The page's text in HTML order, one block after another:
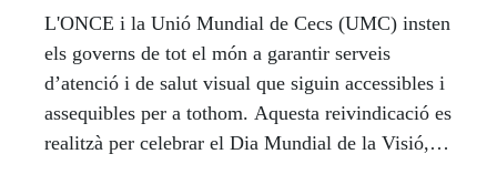
L'ONCE i la Unió Mundial de Cecs (UMC) insten
els governs de tot el món a garantir serveis
d’atenció i de salut visual que siguin accessibles i
assequibles per a tothom. Aquesta reivindicació es
realitzà per celebrar el Dia Mundial de la Visió,